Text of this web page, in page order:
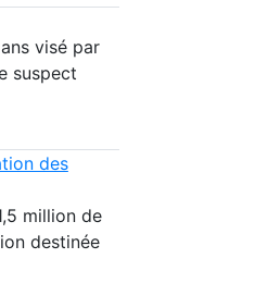
visé par
suspect
des
million de
destinée